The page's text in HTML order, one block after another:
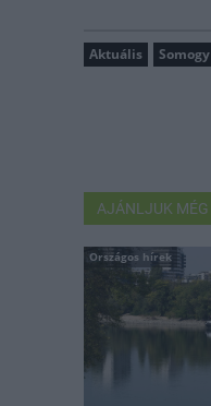
Aktuális
AJÁNLJUK MÉG
Országos hírek